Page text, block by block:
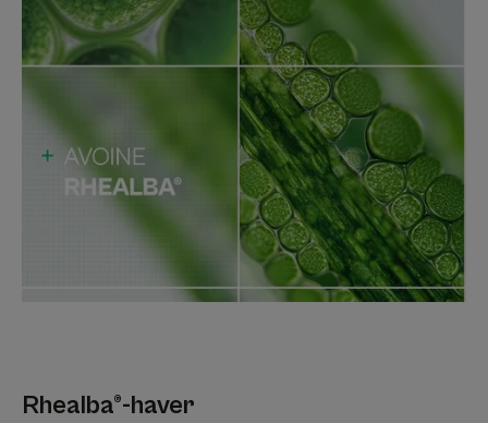
kinderen en volwassenen in alle zachtheid. EXOMEGA
CONTROL Emolliërende Reinigingsolie beschermt de huid
tegen een trekkerig gevoel, uitdroging en jeuk.
• KALMEERT de jeuk bij een droge huid die vatbaar is voor
• RESPECTEERT de gevoelige huid en het milieu. Zeepvrij,
biologisch afbreekbaar en geformuleerd met 91%
natuurlijke ingrediënten, de Reinigingsolie prikt niet in de
Recyclage
Voordelen van de textuur
Rhealba®-haver